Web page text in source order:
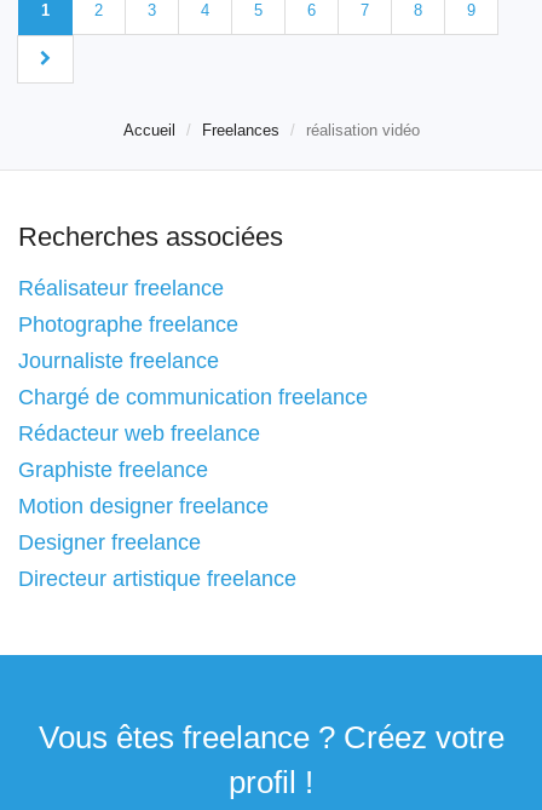
1 2 3 4 5 6 7 8 9
Accueil Freelances réalisation vidéo
Recherches associées
Réalisateur freelance
Photographe freelance
Journaliste freelance
Chargé de communication freelance
Rédacteur web freelance
Graphiste freelance
Motion designer freelance
Designer freelance
Directeur artistique freelance
Vous êtes freelance ? Créez votre
profil !